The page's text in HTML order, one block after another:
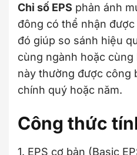
Chỉ số EPS phản ánh
đông có thể nhận
đó giúp so sánh hiệu
cùng ngành hoặc cùng
này thường được công
chính quý hoặc năm.
Công thức
1. EPS cơ bản (Basic